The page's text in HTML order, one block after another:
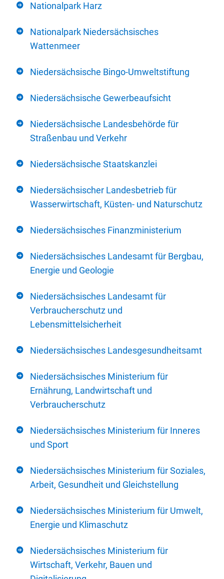
Nationalpark Harz
Nationalpark Niedersächsisches
Wattenmeer
Niedersächsische Bingo-Umweltstiftung
Niedersächsische Gewerbeaufsicht
Niedersächsische Landesbehörde für
Straßenbau und Verkehr
Niedersächsische Staatskanzlei
Niedersächsischer Landesbetrieb für
Wasserwirtschaft, Küsten- und Naturschutz
Niedersächsisches Finanzministerium
Niedersächsisches Landesamt für Bergbau,
Energie und Geologie
Niedersächsisches Landesamt für
Verbraucherschutz und
Lebensmittelsicherheit
Niedersächsisches Landesgesundheitsamt
Niedersächsisches Ministerium für
Ernährung, Landwirtschaft und
Verbraucherschutz
Niedersächsisches Ministerium für Inneres
und Sport
Niedersächsisches Ministerium für Soziales,
Arbeit, Gesundheit und Gleichstellung
Niedersächsisches Ministerium für Umwelt,
Energie und Klimaschutz
Niedersächsisches Ministerium für
Wirtschaft, Verkehr, Bauen und